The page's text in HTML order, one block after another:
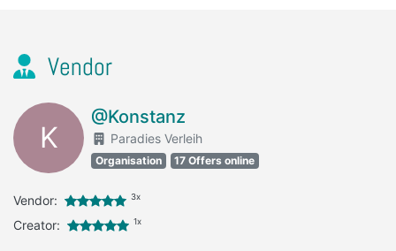
Vendor
K
@Konstanz
Paradies Verleih
Organisation 17 Offers online
Vendor: 3x
Creator: 1x